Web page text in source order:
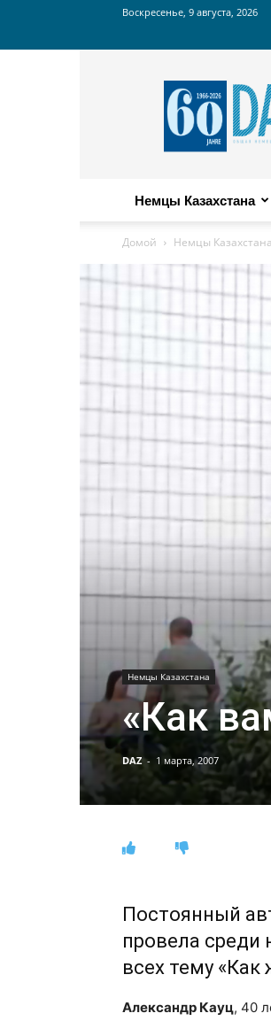
Воскресенье, 9 августа, 2026
Немцы Казахстана
Домой Немцы Казахстана
Немцы Казахстана
«Как
DAZ - 1 марта, 2007
Постоянный
провела
всех тему «Как
Александр Кауц, 40